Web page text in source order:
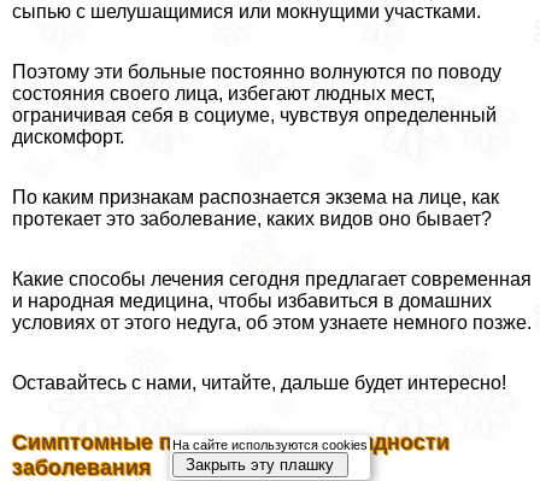
сыпью с шелушащимися или мокнущими участками.
Поэтому эти больные постоянно волнуются по поводу
состояния своего лица, избегают людных мест,
ограничивая себя в социуме, чувствуя определенный
дискомфорт.
По каким признакам распознается экзема на лице, как
протекает это заболевание, каких видов оно бывает?
Какие способы лечения сегодня предлагает современная
и народная медицина, чтобы избавиться в домашних
условиях от этого недуга, об этом узнаете немного позже.
Оставайтесь с нами, читайте, дальше будет интересно!
Симптомные признаки и разновидности
заболевания
На сайте используются cookies
Закрыть эту плашку